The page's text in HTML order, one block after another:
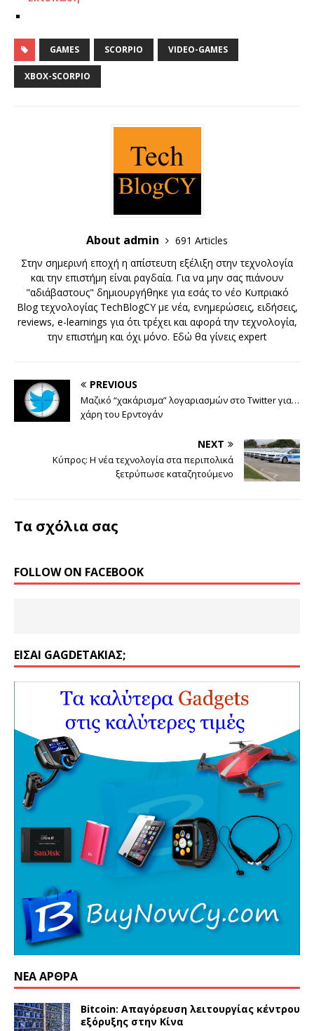
GAMES SCORPIO VIDEO-GAMES
XBOX-SCORPIO
About admin
691 Articles
Στην σημερινή εποχή η απίστευτη εξέλιξη στην τεχνολογία
και την επιστήμη είναι ραγδαία. Για να μην σας πιάνουν
"αδιάβαστους" δημιουργήθηκε για εσάς το νέο Κυπριακό
Blog τεχνολογίας TechBlogCY με νέα, ενημερώσεις, ειδήσεις,
reviews, e-learnings για ότι τρέχει και αφορά την τεχνολογία,
την επιστήμη και όχι μόνο. Εδώ θα γίνεις expert
PREVIOUS
Μαζικό “χακάρισμα” λογαριασμών στο Twitter για…
χάρη του Ερντογάν
NEXT
Κύπρος: Η νέα τεχνολογία στα περιπολικά
ξετρύπωσε καταζητούμενο
Τα σχόλια σας
FOLLOW ON FACEBOOK
ΕΊΣΑΙ GAGDETΆΚΙΑΣ;
ΝΈΑ ΆΡΘΡΑ
Bitcoin: Απαγόρευση λειτουργίας κέντρου
εξόρυξης στην Κίνα